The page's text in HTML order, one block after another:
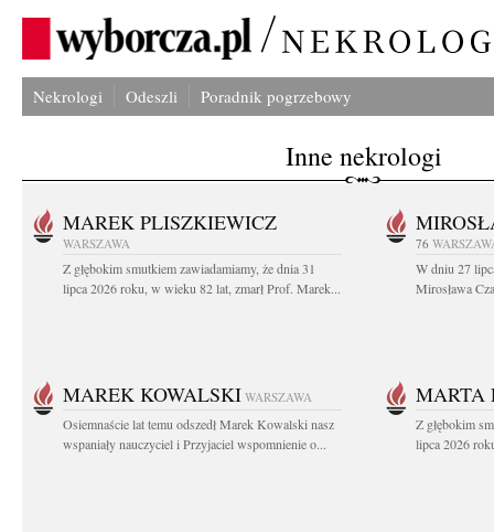
Nekrologi Odeszli Poradnik pogrzebowy
Inne nekrologi
MAREK PLISZKIEWICZ
WARSZAWA
Z głębokim smutkiem zawiadamiamy, że dnia 31
lipca 2026 roku, w wieku 82 lat, zmarł Prof. Marek...
76
W dniu 27
Mirosława
MAREK KOWALSKI WARSZAWA
Osiemnaście lat temu odszedł Marek Kowalski nasz
wspaniały nauczyciel i Przyjaciel wspomnienie o...
MARTA
Z głębokim
lipca 2026